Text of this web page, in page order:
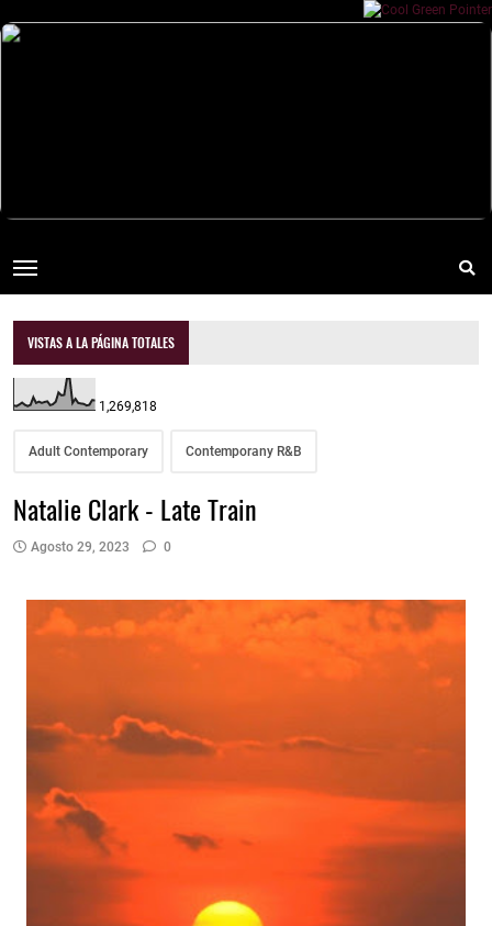
VISTAS A LA PÁGINA TOTALES
1,269,818
Adult Contemporary Contemporany R&B
Natalie Clark - Late Train
Agosto 29, 2023 0